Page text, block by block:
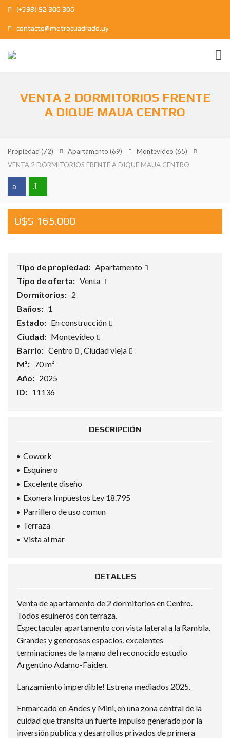
(+598) 92 306 306
contacto@metrocuadrado.uy
VENTA 2 DORMITORIOS FRENTE
A DIQUE MAUA CENTRO
Propiedad (72) Apartamento (69) Montevideo (65)
VENTA 2 DORMITORIOS FRENTE A DIQUE MAUA CENTRO
U$S 165.000
Tipo de propiedad: Apartamento
Tipo de oferta: Venta
Dormitorios: 2
Baños: 1
Estado: En construcción
Ciudad: Montevideo
Barrio: Centro ,Ciudad vieja
M²: 70 m²
Año: 2025
ID: 11136
DESCRIPCIÓN
Cowork
Esquinero
Excelente diseño
Exonera Impuestos Ley 18.795
Parrillero de uso comun
Terraza
Vista al mar
DETALLES
Venta de apartamento de 2 dormitorios en Centro.
Todos esuineros con terraza.
Espectacular apartamento con vista lateral a la Rambla.
Grandes y generosos espacios, excelentes
terminaciones de la mano del reconocido estudio
Argentino Adamo-Faiden.
Lanzamiento imperdible! Estrena mediados 2025.
Enmarcado en Andes y Mini, en una zona central de la
cuidad que transita un fuerte impulso generado por la
inversión publica y desarrollos privados de primera